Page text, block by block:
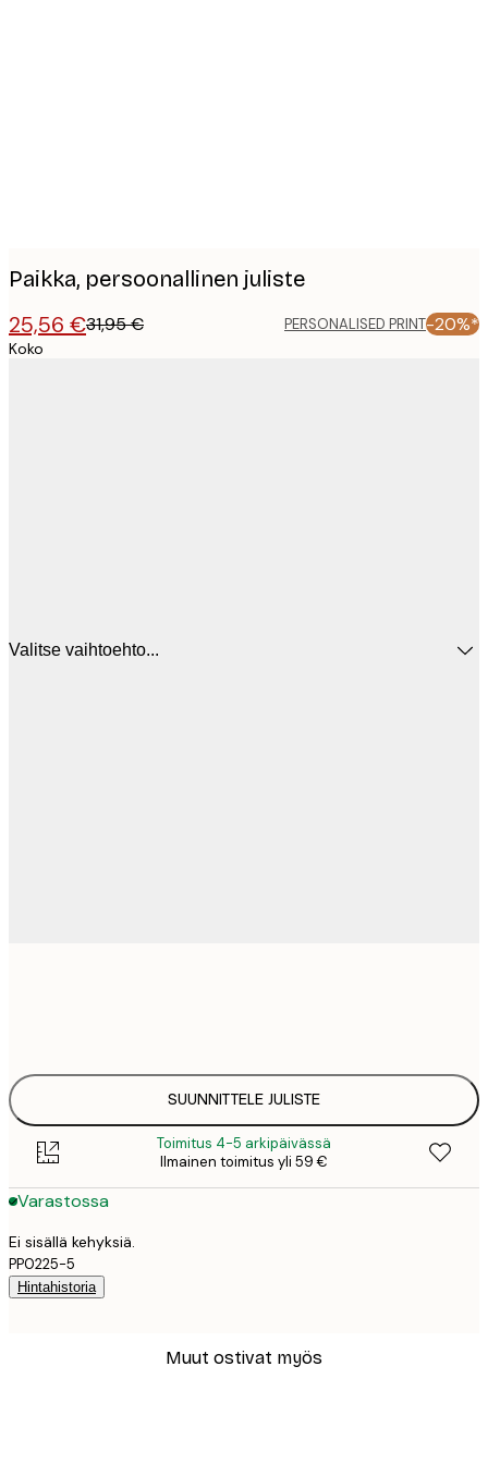
Paikka, persoonallinen juliste
25,56 €31,95 € PERSONALISED PRINT-20%*
Koko
Valitse vaihtoehto...
SUUNNITTELE JULISTE
Toimitus 4-5 arkipäivässä
Ilmainen toimitus yli 59 €
Varastossa
Ei sisällä kehyksiä.
PP0225-5
Hintahistoria
Muut ostivat myös